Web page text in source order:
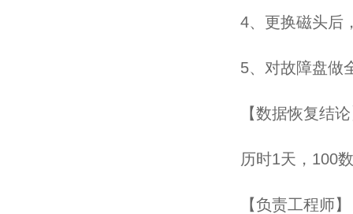
4、更换磁头后
5、对故障盘做
【数据恢复结
历时1天，100
【负责工程师】